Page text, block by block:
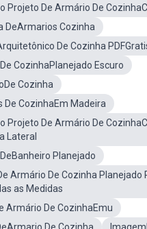
Projeto De Armário De
DeArmarios Cozinha
De Cozinha
CozinhaPlanejado Escuro
Cozinha
De CozinhaEm Madeira
Projeto De Armário De
Lateral
Planejado
Armário De Cozinha Planejado
as Medidas
Armário De CozinhaEmu